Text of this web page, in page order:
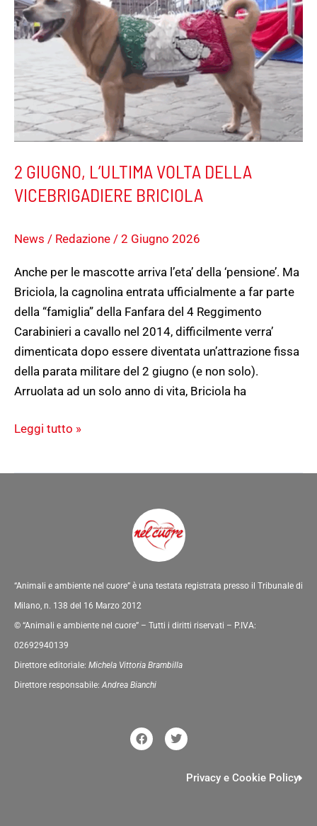
2 GIUGNO, L’ULTIMA VOLTA DELLA
VICEBRIGADIERE BRICIOLA
News / Redazione / 2 Giugno 2026
Anche per le mascotte arriva l’eta’ della ‘pensione’. Ma
Briciola, la cagnolina entrata ufficialmente a far parte
della “famiglia” della Fanfara del 4 Reggimento
Carabinieri a cavallo nel 2014, difficilmente verra’
dimenticata dopo essere diventata un’attrazione fissa
della parata militare del 2 giugno (e non solo).
Arruolata ad un solo anno di vita, Briciola ha
DELLA
VICEBRIGADIERE
Leggi tutto »
“Animali e ambiente nel cuore” è una testata registrata presso il Tribunale di
Milano, n. 138 del 16 Marzo 2012
© “Animali e ambiente nel cuore” – Tutti i diritti riservati – P.IVA:
02692940139
Direttore editoriale: Michela Vittoria Brambilla
Direttore responsabile:Andrea Bianchi
F
a
c
T
w
i
Privacy e Cookie Policy